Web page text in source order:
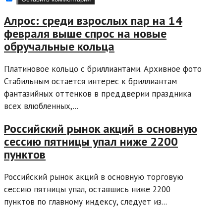
Алрос: среди взрослых пар на 14
февраля выше спрос на новые
обручальные кольца
Платиновое кольцо с бриллиантами. Архивное фото
Стабильным остается интерес к бриллиантам
фантазийных оттенков в преддверии праздника
всех влюбленных,...
Российский рынок акций в основную
сессию пятницы упал ниже 2200
пунктов
Российский рынок акций в основную торговую
сессию пятницы упал, оставшись ниже 2200
пунктов по главному индексу, следует из...